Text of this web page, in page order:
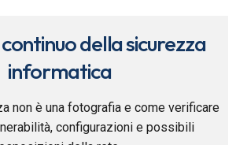
della sicurezza
informatica
non è una fotografia e come verificare
configurazioni e possibili